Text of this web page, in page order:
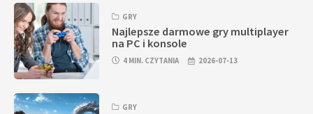
GRY
Najlepsze darmowe gry multiplayer
na PC i konsole
4 MIN. CZYTANIA 2026-07-13
GRY